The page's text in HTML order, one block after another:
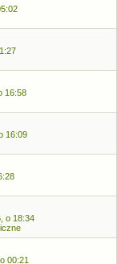
16:58
16:09
o 18:34
00:21